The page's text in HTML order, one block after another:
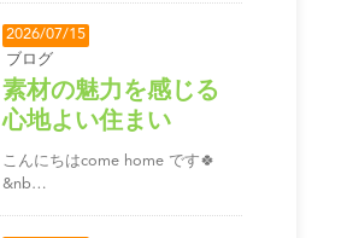
2026/07/15
ブログ
素材の魅力を感じる
心地よい住まい
こんにちはcome home です🍀
&nb…